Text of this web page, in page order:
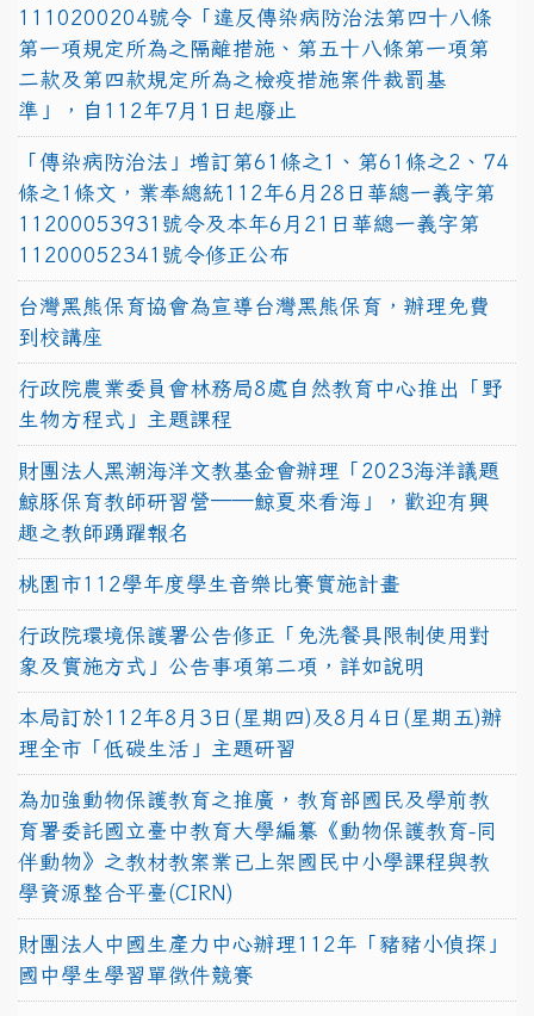
1110200204號令「違反傳染病防治法第四十八條
第一項規定所為之隔離措施、第五十八條第一項第
二款及第四款規定所為之檢疫措施案件裁罰基
準」，自112年7月1日起廢止
「傳染病防治法」增訂第61條之1、第61條之2、74
條之1條文，業奉總統112年6月28日華總一義字第
11200053931號令及本年6月21日華總一義字第
11200052341號令修正公布
台灣黑熊保育協會為宣導台灣黑熊保育，辦理免費
到校講座
行政院農業委員會林務局8處自然教育中心推出「野
生物方程式」主題課程
財團法人黑潮海洋文教基金會辦理「2023海洋議題
鯨豚保育教師研習營──鯨夏來看海」，歡迎有興
趣之教師踴躍報名
桃園市112學年度學生音樂比賽實施計畫
行政院環境保護署公告修正「免洗餐具限制使用對
象及實施方式」公告事項第二項，詳如說明
本局訂於112年8月3日(星期四)及8月4日(星期五)辦
理全市「低碳生活」主題研習
為加強動物保護教育之推廣，教育部國民及學前教
育署委託國立臺中教育大學編纂《動物保護教育-同
伴動物》之教材教案業已上架國民中小學課程與教
學資源整合平臺(CIRN)
財團法人中國生產力中心辦理112年「豬豬小偵探」
國中學生學習單徵件競賽